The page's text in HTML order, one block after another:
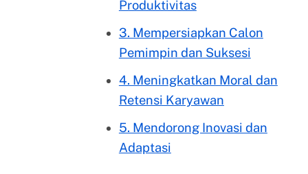
Produktivitas
3. Mempersiapkan Calon
Pemimpin dan Suksesi
4. Meningkatkan Moral dan
Retensi Karyawan
5. Mendorong Inovasi dan
Adaptasi